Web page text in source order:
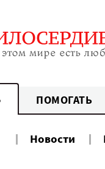
ПОМОГАТЬ
Новости